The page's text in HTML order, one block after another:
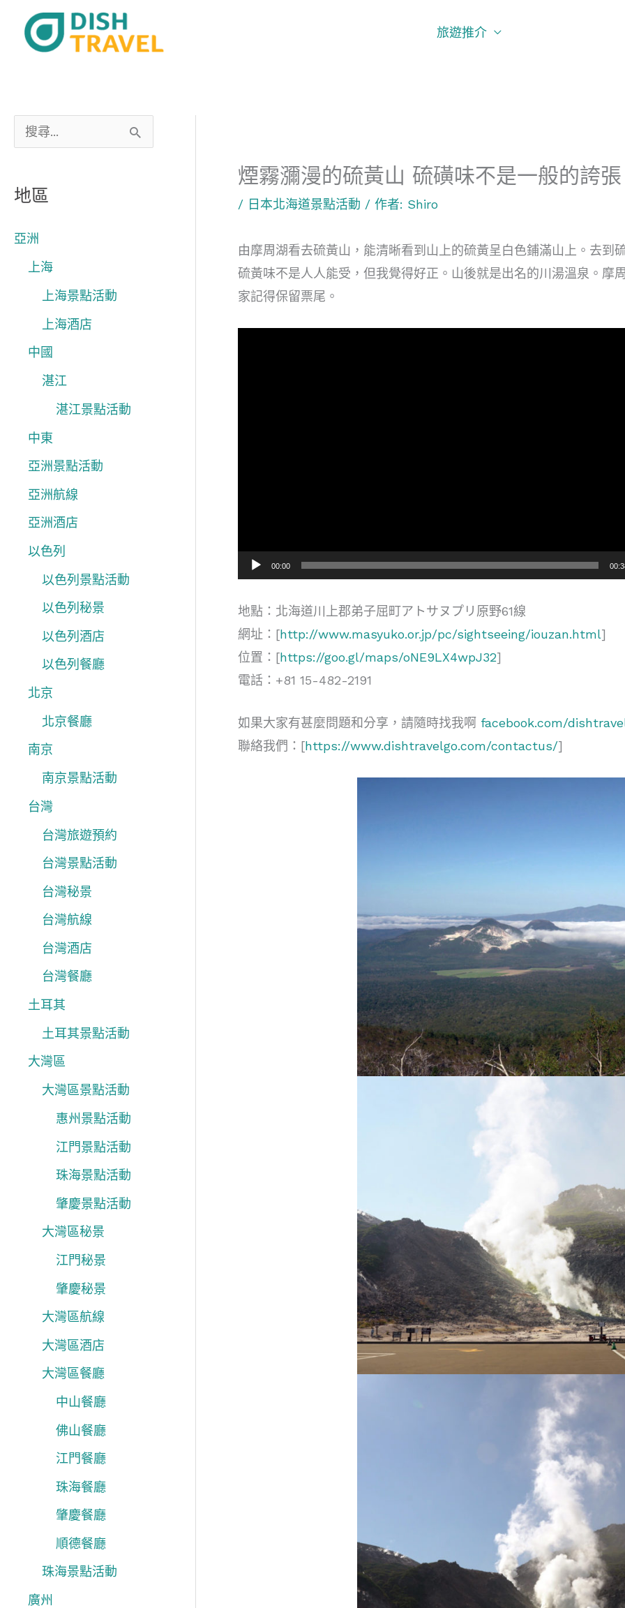
旅遊推介
關
字
地區
亞洲
上海
上海景點活動
上海酒店
中國
湛江
湛江景點活動
中東
亞洲景點活動
亞洲航線
亞洲酒店
以色列
以色列景點活動
以色列秘景
以色列酒店
以色列餐廳
北京
北京餐廳
南京
南京景點活動
台灣
台灣旅遊預約
台灣景點活動
台灣秘景
台灣航線
台灣酒店
台灣餐廳
土耳其
土耳其景點活動
大灣區
大灣區景點活動
惠州景點活動
江門景點活動
珠海景點活動
肇慶景點活動
大灣區秘景
江門秘景
肇慶秘景
大灣區航線
大灣區酒店
大灣區餐廳
中山餐廳
佛山餐廳
江門餐廳
珠海餐廳
肇慶餐廳
順德餐廳
珠海景點活動
廣州
煙霧瀰漫的硫黃山 硫磺味不是一般的誇張
/ 日本北海道景點活動 / 作者: Shiro
由摩周湖看去硫黃山，能清晰看到山上的硫黃呈白色鋪滿山上。去到
硫黃味不是人人能受，但我覺得好正。山後就是出名的川湯溫泉。摩
家記得保留票尾。
00:00
地點：北海道川上郡弟子屈町アトサヌプリ原野61線
網址：[http://www.masyuko.or.jp/pc/sightseeing/iouzan.html]
位置：[https://goo.gl/maps/oNE9LX4wpJ32]
電話：+81 15-482-2191
如果大家有甚麼問題和分享，請隨時找我啊 facebook.com/
聯絡我們：[https://www.dishtravelgo.com/contactus/]